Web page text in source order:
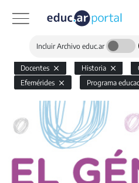
Incluir Archivo educ.ar
Docentes Historia
Efemérides
Programa